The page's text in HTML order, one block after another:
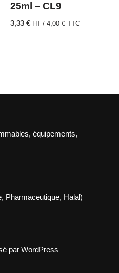
25ml – CL9
3,33€ HT /4,00€ TTC
équipements,
Pharmaceutique, Halal)
par WordPress